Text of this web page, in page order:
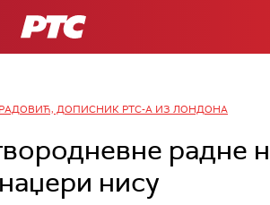
РТС
ДОПИСНИК РТС-А ИЗ ЛОНДОНА
радне
нису